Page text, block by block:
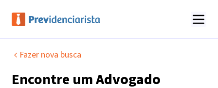
Fazer nova busca
Encontre umAdvogado